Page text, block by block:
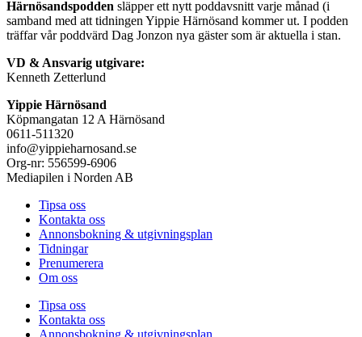
Härnösandspodden släpper ett nytt poddavsnitt varje månad (i
samband med att tidningen Yippie Härnösand kommer ut. I podden
träffar vår poddvärd Dag Jonzon nya gäster som är aktuella i stan.
VD & Ansvarig utgivare:
Kenneth Zetterlund
Yippie Härnösand
Köpmangatan 12 A Härnösand
0611-511320
info@yippieharnosand.se
Org-nr: 556599-6906
Mediapilen i Norden AB
Tipsa oss
Kontakta oss
Annonsbokning & utgivningsplan
Tidningar
Prenumerera
Om oss
Tipsa oss
Kontakta oss